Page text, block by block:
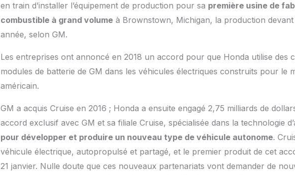
en train d’installer l’équipement de production pour sa première usine de
combustible à grand volumeà Brownstown, Michigan, la production
année, selon GM.
Les entreprises ont annoncé en 2018 un accord pour que Honda utilise des
modules de batterie de GM dans les véhicules électriques construits pour le
américain.
GM a acquis Cruise en 2016 ; Honda a ensuite engagé 2,75 milliards de
accord exclusif avec GM et sa filiale Cruise, spécialisée dans la technologie
pour développer et produire un nouveau type de véhicule autonome.
véhicule électrique, autopropulsé et partagé, et le premier produit de cet
21 janvier. Nulle doute que ces nouveaux partenariats vont demander de